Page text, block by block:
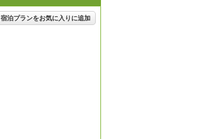
宿泊プランをお気に入りに追加